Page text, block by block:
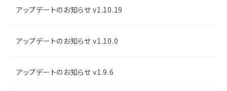
アップデートのお知らせ v1.10.19
アップデートのお知らせ v1.10.0
アップデートのお知らせ v1.9.6